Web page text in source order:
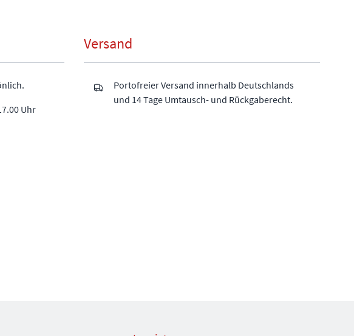
Uhr
Versand
Portofreier Versand innerhalb Deutschlands
und 14 Tage Umtausch- und Rückgaberecht.